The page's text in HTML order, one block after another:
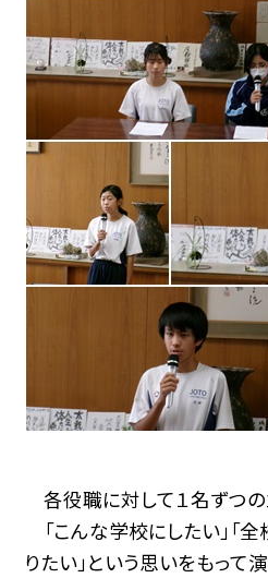
各役職に対して１名ずつの
「こんな学校にしたい」「
りたい」という思いをもって